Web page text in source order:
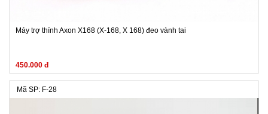
Máy trợ thính Axon X168 (X-168, X 168) đeo vành tai
450.000 đ
Mã SP: F-28